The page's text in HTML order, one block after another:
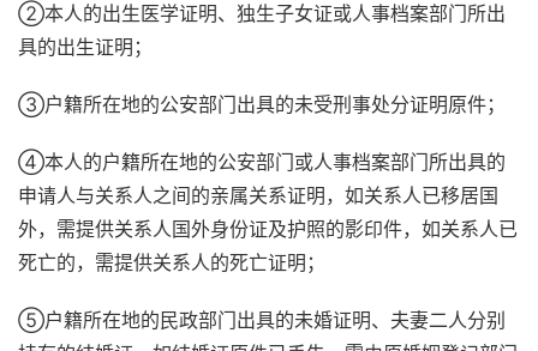
②本人的出生医学证明、独生子女证或人事档案部门所出
具的出生证明；
③户籍所在地的公安部门出具的未受刑事处分证明原件；
④本人的户籍所在地的公安部门或人事档案部门所出具的
申请人与关系人之间的亲属关系证明，如关系人已移居国
外，需提供关系人国外身份证及护照的影印件，如关系人已
死亡的，需提供关系人的死亡证明；
⑤户籍所在地的民政部门出具的未婚证明、夫妻二人分别